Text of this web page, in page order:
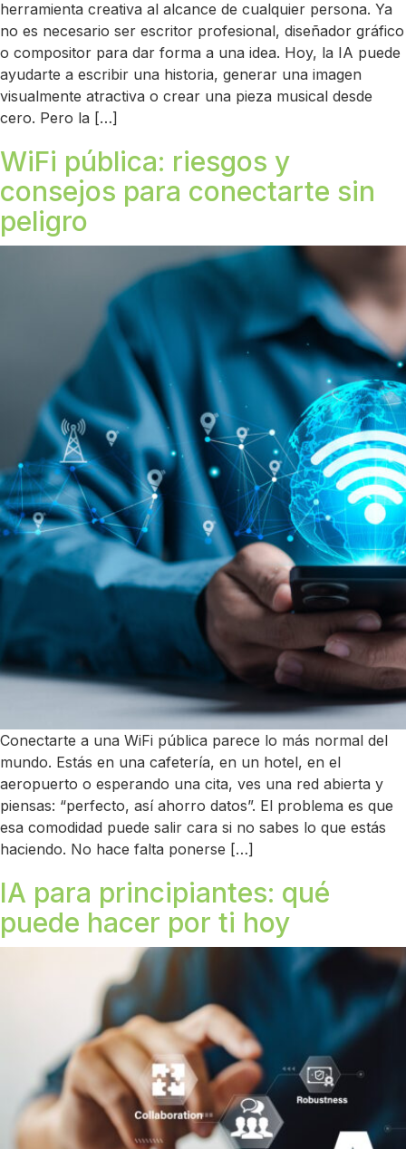
herramienta creativa al alcance de cualquier persona. Ya
no es necesario ser escritor profesional, diseñador gráfico
o compositor para dar forma a una idea. Hoy, la IA puede
ayudarte a escribir una historia, generar una imagen
visualmente atractiva o crear una pieza musical desde
cero. Pero la […]
WiFi pública: riesgos y
consejos para conectarte sin
peligro
Conectarte a una WiFi pública parece lo más normal del
mundo. Estás en una cafetería, en un hotel, en el
aeropuerto o esperando una cita, ves una red abierta y
piensas: “perfecto, así ahorro datos”. El problema es que
esa comodidad puede salir cara si no sabes lo que estás
haciendo. No hace falta ponerse […]
IA para principiantes: qué
puede hacer por ti hoy